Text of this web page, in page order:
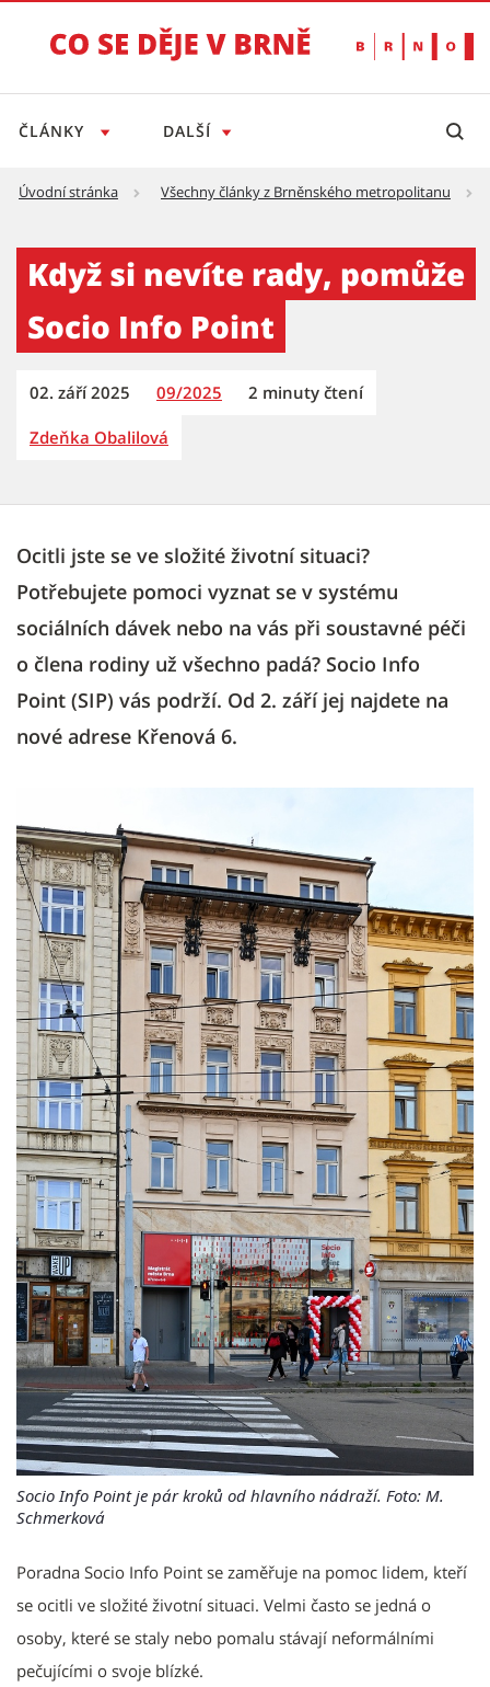
ČLÁNKY DALŠÍ
Úvodní stránka Všechny články z Brněnského metropolitanu
Když si nevíte rady, pomůže
Socio Info Point
02. září 2025 09/2025 2 minuty čtení
Zdeňka Obalilová
Ocitli jste se ve složité životní situaci?
Potřebujete pomoci vyznat se v systému
sociálních dávek nebo na vás při soustavné péči
o člena rodiny už všechno padá? Socio Info
Point (SIP) vás podrží. Od 2. září jej najdete na
nové adrese Křenová 6.
Socio Info Point je pár kroků od hlavního nádraží. Foto: M.
Schmerková
Poradna Socio Info Point se zaměřuje na pomoc lidem, kteří
se ocitli ve složité životní situaci. Velmi často se jedná o
osoby, které se staly nebo pomalu stávají neformálními
pečujícími o svoje blízké.